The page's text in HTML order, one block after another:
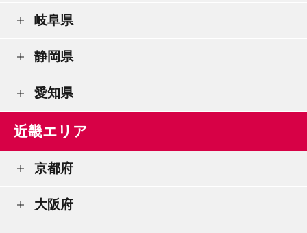
岐阜県
静岡県
愛知県
近畿エリア
京都府
大阪府